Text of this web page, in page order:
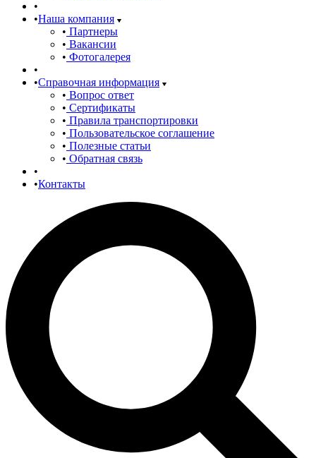
Наша компания
Партнеры
Вакансии
Фотогалерея
Справочная информация
Вопрос ответ
Сертификаты
Правила транспортировки
Пользовательское соглашение
Полезные статьи
Обратная связь
Контакты